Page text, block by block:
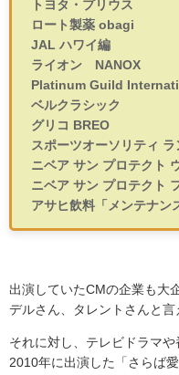
トヨタ・プリウス
ロート製薬 obagi
JAL ハワイ編
ライオン NANOX
Platinum Guild
ベルクラシック
グリコ BREO
スポーツオーソリティ
ニベア サン プロテクト
ニベア サン プロテクト
アサヒ飲料「メンテナン
出演していたCMの企業も大
デルさん、タレントさんと言
それに対し、テレビドラマや
2010年に出演した「さらば